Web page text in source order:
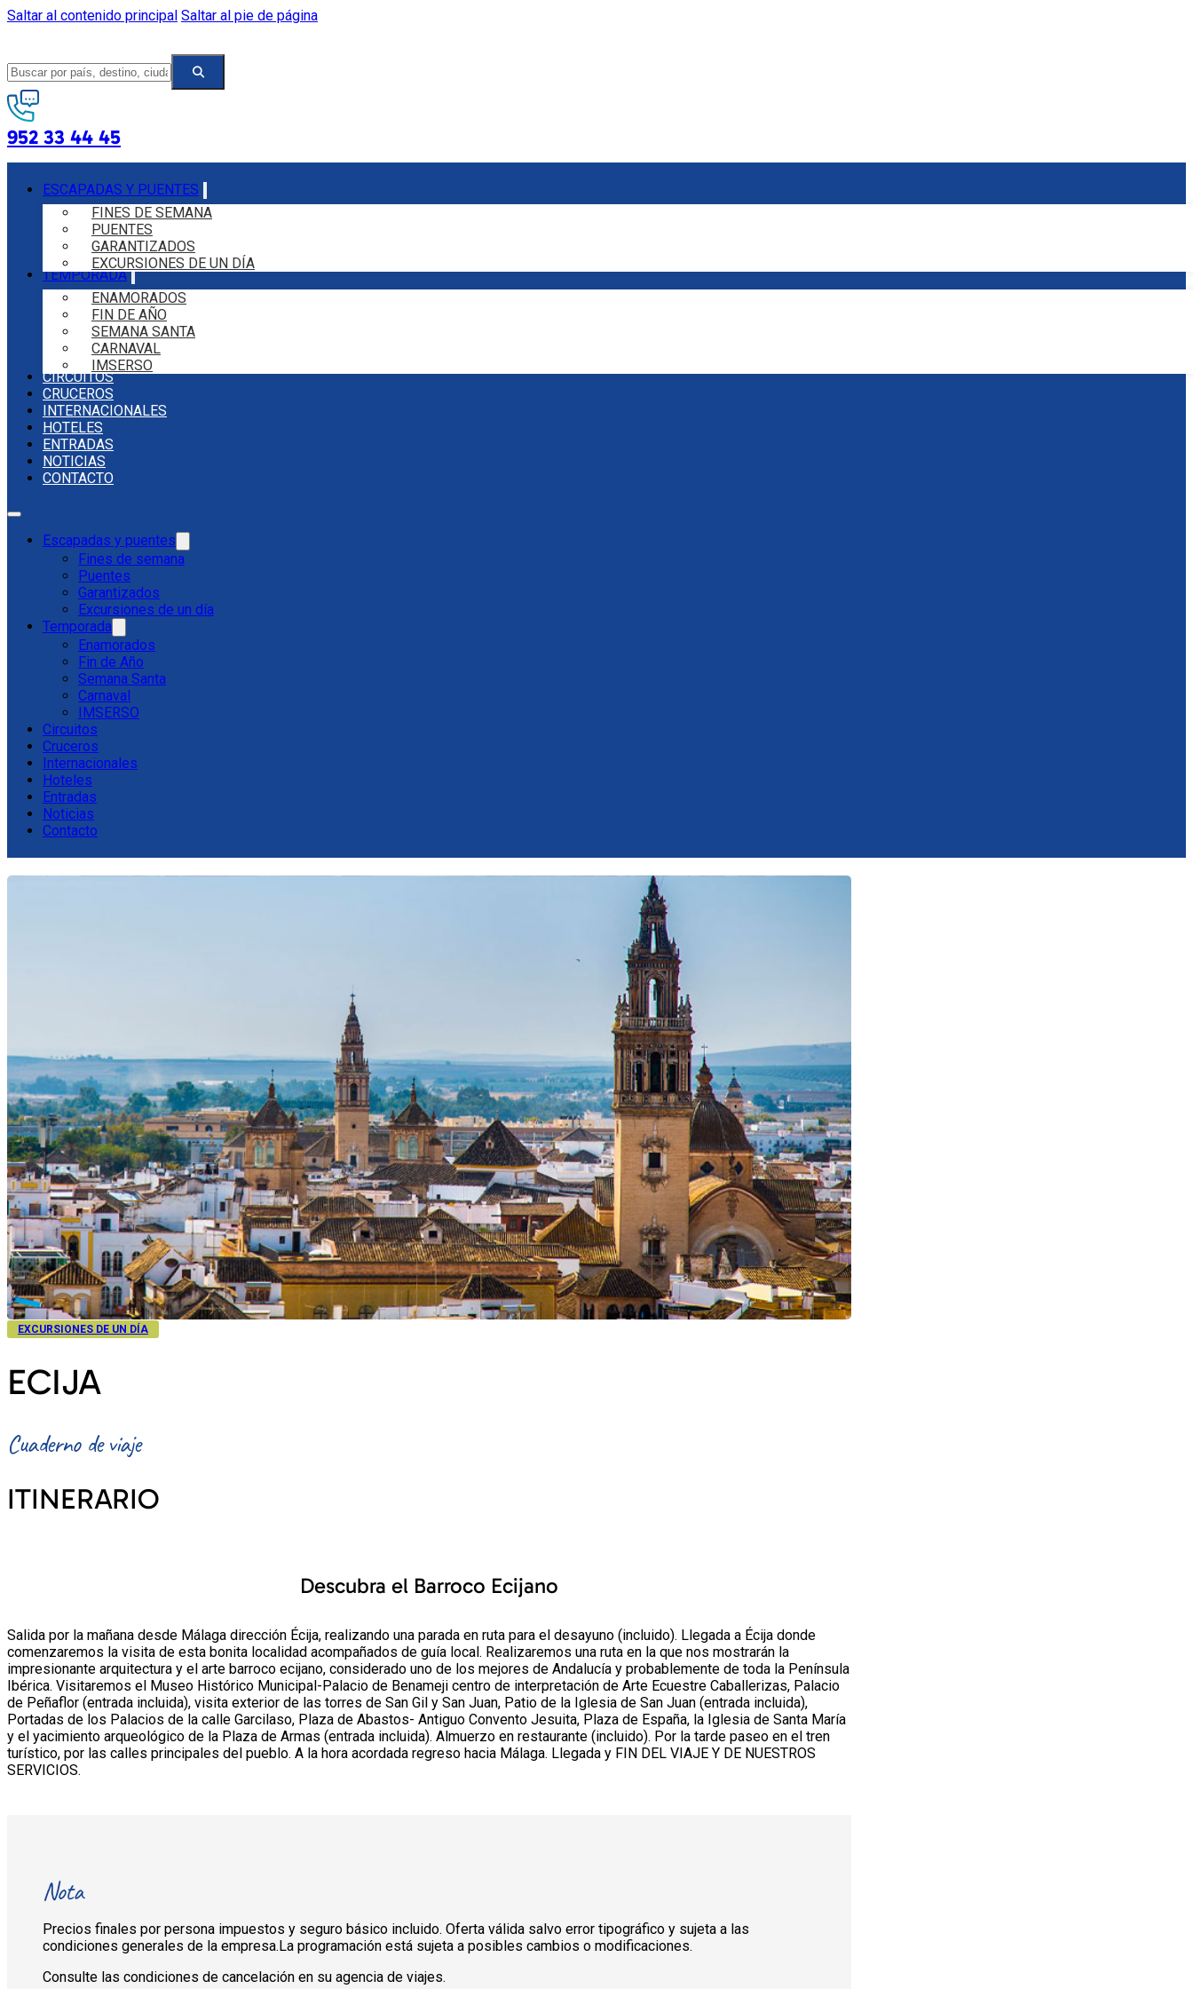
Saltar al contenido principal Saltar al pie de página
952 33 44 45
ESCAPADAS Y PUENTES
FINES DE SEMANA
PUENTES
GARANTIZADOS
EXCURSIONES DE UN DÍA
TEMPORADA
ENAMORADOS
FIN DE AÑO
SEMANA SANTA
CARNAVAL
IMSERSO
CIRCUITOS
CRUCEROS
INTERNACIONALES
HOTELES
ENTRADAS
NOTICIAS
CONTACTO
Escapadas y puentes
Fines de semana
Puentes
Garantizados
Excursiones de un día
Temporada
Enamorados
Fin de Año
Semana Santa
Carnaval
IMSERSO
Circuitos
Cruceros
Internacionales
Hoteles
Entradas
Noticias
Contacto
EXCURSIONES DE UN DÍA
ECIJA
Cuaderno de viaje
ITINERARIO
Descubra el Barroco Ecijano
Salida por la mañana desde Málaga dirección Écija, realizando una parada en ruta para el desayuno (incluido). Llegada a Écija donde
comenzaremos la visita de esta bonita localidad acompañados de guía local. Realizaremos una ruta en la que nos mostrarán la
impresionante arquitectura y el arte barroco ecijano, considerado uno de los mejores de Andalucía y probablemente de toda la Península
Ibérica. Visitaremos el Museo Histórico Municipal-Palacio de Benameji centro de interpretación de Arte Ecuestre Caballerizas, Palacio
de Peñaflor (entrada incluida), visita exterior de las torres de San Gil y San Juan, Patio de la Iglesia de San Juan (entrada incluida),
Portadas de los Palacios de la calle Garcilaso, Plaza de Abastos- Antiguo Convento Jesuita, Plaza de España, la Iglesia de Santa María
y el yacimiento arqueológico de la Plaza de Armas (entrada incluida). Almuerzo en restaurante (incluido). Por la tarde paseo en el tren
turístico, por las calles principales del pueblo. A la hora acordada regreso hacia Málaga. Llegada y FIN DEL VIAJE Y DE NUESTROS
SERVICIOS.
Nota
Precios finales por persona impuestos y seguro básico incluido. Oferta válida salvo error tipográfico y sujeta a las
condiciones generales de la empresa.La programación está sujeta a posibles cambios o modificaciones.
Consulte las condiciones de cancelación en su agencia de viajes.